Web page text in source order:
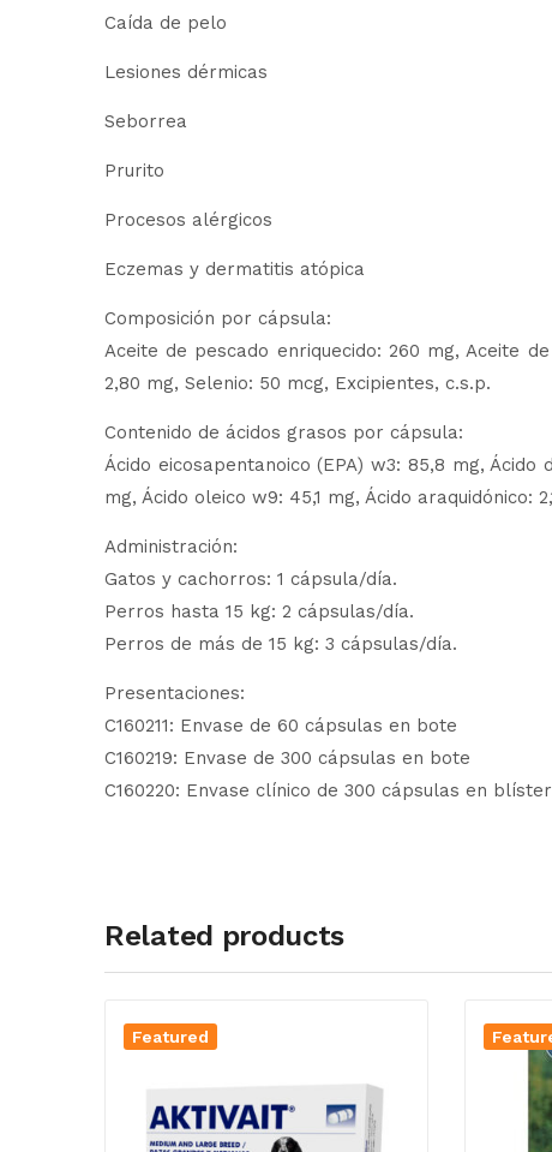
Caída de pelo
Lesiones dérmicas
Seborrea
Prurito
Procesos alérgicos
Eczemas y dermatitis atópica
Composición por cápsula:
Aceite de pescado enriquecido: 260 mg, Aceite
2,80 mg, Selenio: 50 mcg, Excipientes, c.s.p.
Contenido de ácidos grasos por cápsula:
Ácido eicosapentanoico (EPA) w3: 85,8 mg,
mg, Ácido oleico w9: 45,1 mg, Ácido araquidónico:
Administración:
Gatos y cachorros: 1 cápsula/día.
Perros hasta 15 kg: 2 cápsulas/día.
Perros de más de 15 kg: 3 cápsulas/día.
Presentaciones:
C160211: Envase de 60 cápsulas en bote
C160219: Envase de 300 cápsulas en bote
C160220: Envase clínico de 300 cápsulas en blíster
Related products
Featured